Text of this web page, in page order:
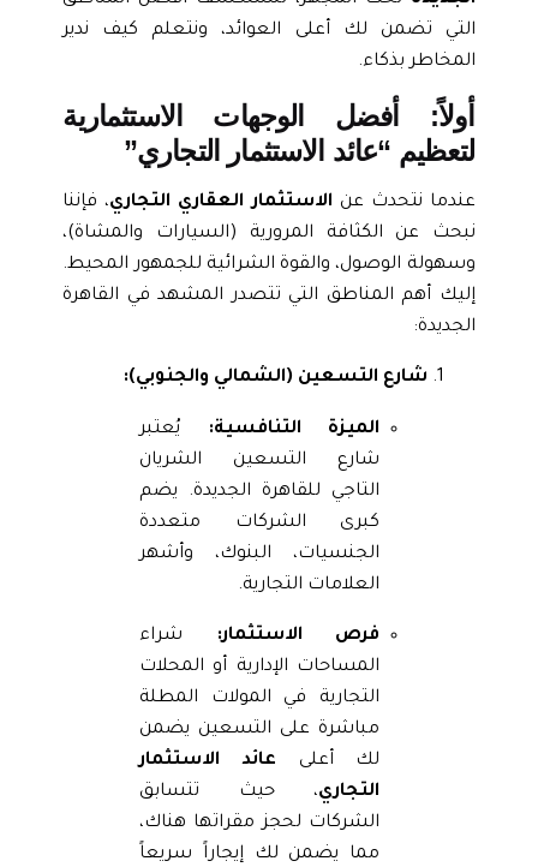
التي تضمن لك أعلى العوائد، ونتعلم كيف ندير
المخاطر بذكاء.
أولاً: أفضل الوجهات الاستثمارية
لتعظيم “عائد الاستثمار التجاري”
عندما نتحدث عن الاستثمار العقاري التجاري، فإننا
نبحث عن الكثافة المرورية (السيارات والمشاة)،
وسهولة الوصول، والقوة الشرائية للجمهور المحيط.
إليك أهم المناطق التي تتصدر المشهد في القاهرة
الجديدة:
شارع التسعين (الشمالي والجنوبي):
الميزة التنافسية:يُعتبر
شارع التسعين الشريان
التاجي للقاهرة الجديدة. يضم
كبرى الشركات متعددة
الجنسيات، البنوك، وأشهر
العلامات التجارية.
فرص الاستثمار:شراء
المساحات الإدارية أو المحلات
التجارية في المولات المطلة
مباشرة على التسعين يضمن
لك أعلىعائد الاستثمار
التجاري، حيث تتسابق
الشركات لحجز مقراتها هناك،
مما يضمن لك إيجاراً سريعاً